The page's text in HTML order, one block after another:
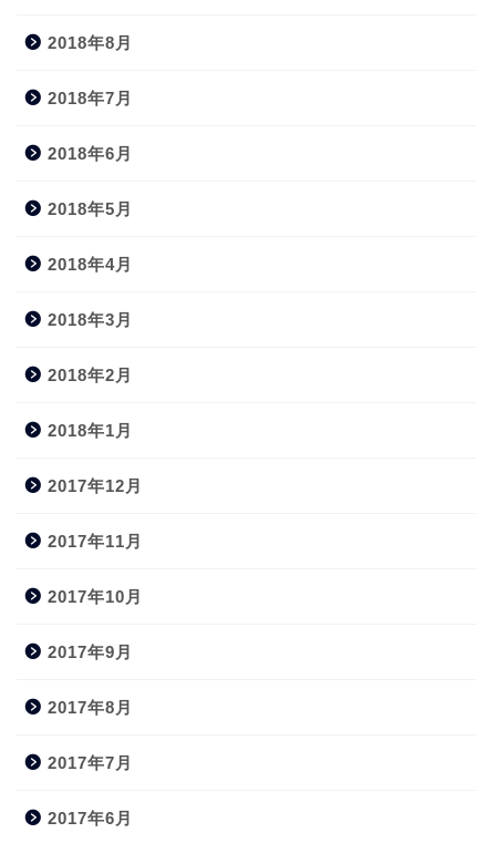
2018年8月
2018年7月
2018年6月
2018年5月
2018年4月
2018年3月
2018年2月
2018年1月
2017年12月
2017年11月
2017年10月
2017年9月
2017年8月
2017年7月
2017年6月